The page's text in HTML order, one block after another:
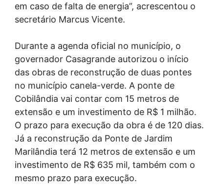
em caso de falta de energia”, acrescentou o
secretário Marcus Vicente.
Durante a agenda oficial no município, o
governador Casagrande autorizou o início
das obras de reconstrução de duas pontes
no município canela-verde. A ponte de
Cobilândia vai contar com 15 metros de
extensão e um investimento de R$ 1 milhão.
O prazo para execução da obra é de 120 dias.
Já a reconstrução da Ponte de Jardim
Marilândia terá 12 metros de extensão e um
investimento de R$ 635 mil, também com o
mesmo prazo para execução.